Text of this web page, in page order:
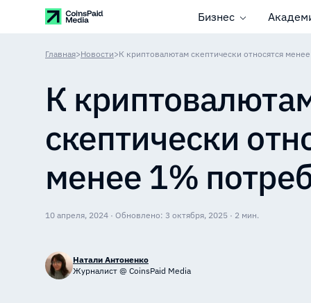
Бизнес
Главная>Новости>К криптовалютам скептически относятся
К
скептически
менее 1%
10 апреля, 2024 · Обновлено: 3 октября, 2025 · 2 мин.
Натали Антоненко
Журналист @ CoinsPaid Media